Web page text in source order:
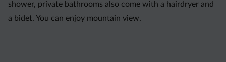
shower, private bathrooms also come with a hairdryer and
a bidet. You can enjoy mountain view.